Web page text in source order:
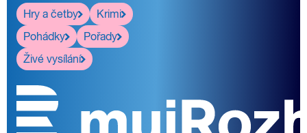
Hry a četby
Krimi
Pohádky
Pořady
Živé vysílání